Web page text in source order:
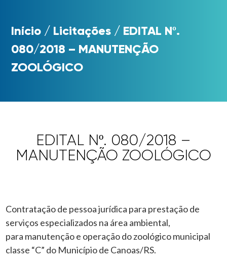
Início / Licitações / EDITAL Nº.
080/2018 – MANUTENÇÃO
ZOOLÓGICO
EDITAL Nº. 080/2018 –
MANUTENÇÃO ZOOLÓGICO
Contratação de pessoa jurídica para prestação de
serviços especializados na área ambiental,
para manutenção e operação do zoológico municipal
classe “C” do Município de Canoas/RS.